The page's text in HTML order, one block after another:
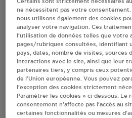
Villes
INTERMARCHE SUPER
13 AVENUE DE LA MOUSCANE
82700MONTECH
S'Y
ne nécessitent pas votre
nous utilisons également des cookies
analyser votre navigation. Ces
l’utilisation de données telles que votre
pages/rubriques consultées, identifiant
pays, dates, nombre de visites, sources
interactions avec le site, ainsi que leur
partenaires tiers, y compris ceux
de l’Union européenne. Vous pouvez
l’exception des cookies strictement
Paramétrer les cookies » ci-dessous.
consentement n’affecte pas l’accès au
certaines fonctionnalités ou mesures